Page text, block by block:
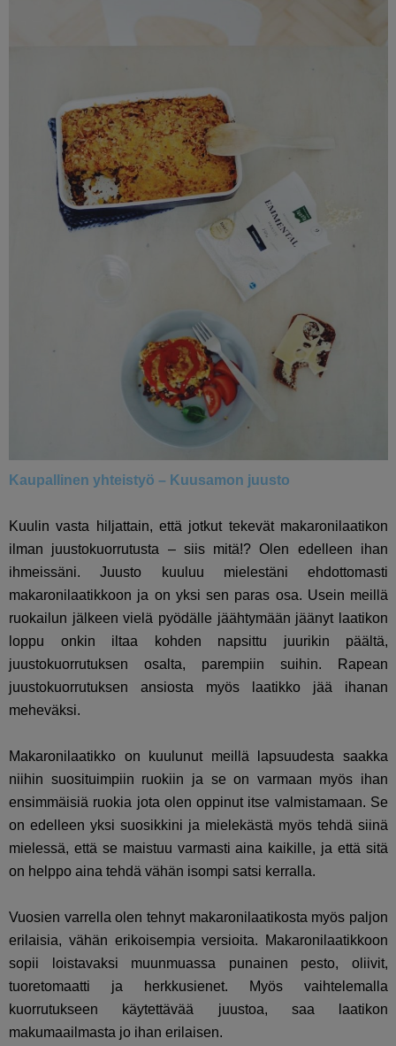
Kaupallinen yhteistyö – Kuusamon juusto
Kuulin vasta hiljattain, että jotkut tekevät makaronilaatikon
ilman juustokuorrutusta – siis mitä!? Olen edelleen ihan
ihmeissäni. Juusto kuuluu mielestäni ehdottomasti
makaronilaatikkoon ja on yksi sen paras osa. Usein meillä
ruokailun jälkeen vielä pyödälle jäähtymään jäänyt laatikon
loppu onkin iltaa kohden napsittu juurikin päältä,
juustokuorrutuksen osalta, parempiin suihin. Rapean
juustokuorrutuksen ansiosta myös laatikko jää ihanan
meheväksi.
Makaronilaatikko on kuulunut meillä lapsuudesta saakka
niihin suosituimpiin ruokiin ja se on varmaan myös ihan
ensimmäisiä ruokia jota olen oppinut itse valmistamaan. Se
on edelleen yksi suosikkini ja mielekästä myös tehdä siinä
mielessä, että se maistuu varmasti aina kaikille, ja että sitä
on helppo aina tehdä vähän isompi satsi kerralla.
Vuosien varrella olen tehnyt makaronilaatikosta myös paljon
erilaisia, vähän erikoisempia versioita. Makaronilaatikkoon
sopii loistavaksi muunmuassa punainen pesto, oliivit,
tuoretomaatti ja herkkusienet. Myös vaihtelemalla
kuorrutukseen käytettävää juustoa, saa laatikon
makumaailmasta jo ihan erilaisen.